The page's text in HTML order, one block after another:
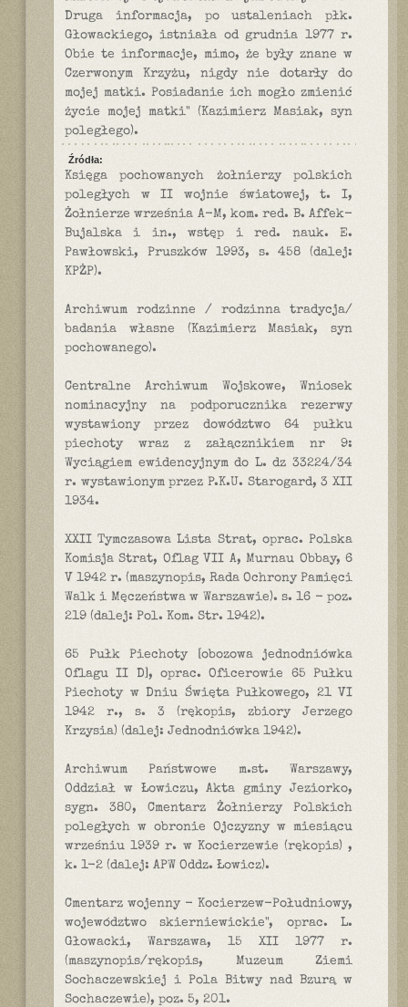
Druga informacja, po ustaleniach płk.
Głowackiego, istniała od grudnia 1977 r.
Obie te informacje, mimo, że były znane w
Czerwonym Krzyżu, nigdy nie dotarły do
mojej matki. Posiadanie ich mogło zmienić
życie mojej matki" (Kazimierz Masiak, syn
poległego).
Źródła:
Księga pochowanych żołnierzy polskich
poległych w II wojnie światowej, t. I,
Żołnierze września A-M, kom. red. B. Affek-
Bujalska i in., wstęp i red. nauk. E.
Pawłowski, Pruszków 1993, s. 458 (dalej:
KPŻP).
Archiwum rodzinne / rodzinna tradycja/
badania własne (Kazimierz Masiak, syn
pochowanego).
Centralne Archiwum Wojskowe, Wniosek
nominacyjny na podporucznika rezerwy
wystawiony przez dowództwo 64 pułku
piechoty wraz z załącznikiem nr 9:
Wyciągiem ewidencyjnym do L. dz 33224/34
r. wystawionym przez P.K.U. Starogard, 3 XII
1934.
XXII Tymczasowa Lista Strat, oprac. Polska
Komisja Strat, Oflag VII A, Murnau Obbay, 6
V 1942 r. (maszynopis, Rada Ochrony Pamięci
Walk i Męczeństwa w Warszawie). s. 16 - poz.
219 (dalej: Pol. Kom. Str. 1942).
65 Pułk Piechoty [obozowa jednodniówka
Oflagu II D], oprac. Oficerowie 65 Pułku
Piechoty w Dniu Święta Pułkowego, 21 VI
1942 r., s. 3 (rękopis, zbiory Jerzego
Krzysia) (dalej: Jednodniówka 1942).
Archiwum Państwowe m.st. Warszawy,
Oddział w Łowiczu, Akta gminy Jeziorko,
sygn. 380, Cmentarz Żołnierzy Polskich
poległych w obronie Ojczyzny w miesiącu
wrześniu 1939 r. w Kocierzewie (rękopis) ,
k. 1-2 (dalej: APW Oddz. Łowicz).
Cmentarz wojenny - Kocierzew-Południowy,
województwo skierniewickie", oprac. L.
Głowacki, Warszawa, 15 XII 1977 r.
(maszynopis/rękopis, Muzeum Ziemi
Sochaczewskiej i Pola Bitwy nad Bzurą w
Sochaczewie), poz. 5, 201.